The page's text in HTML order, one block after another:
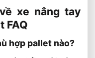
xe nâng tay
FAQ
hợp pallet nào?